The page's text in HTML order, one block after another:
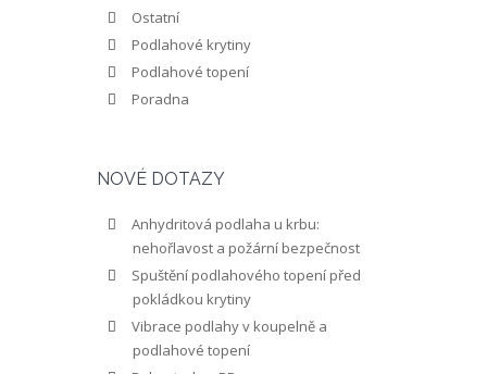
Ostatní
Podlahové krytiny
Podlahové topení
Poradna
NOVÉ DOTAZY
Anhydritová podlaha u krbu:
nehořlavost a požární bezpečnost
Spuštění podlahového topení před
pokládkou krytiny
Vibrace podlahy v koupelně a
podlahové topení